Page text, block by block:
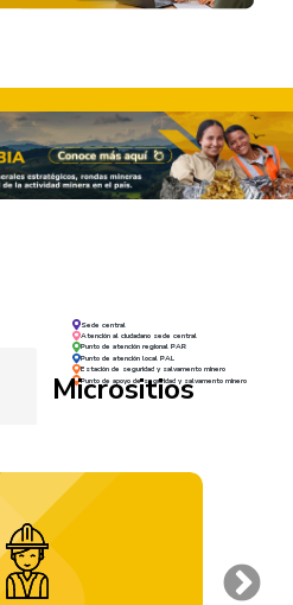
Sede central
Atención al ciudadano sede central
Punto de atención regional PAR
Punto de atención local PAL
Estación de seguridad y salvamento minero
Punto de apoyo de seguridad y salvamento minero
Micrositios